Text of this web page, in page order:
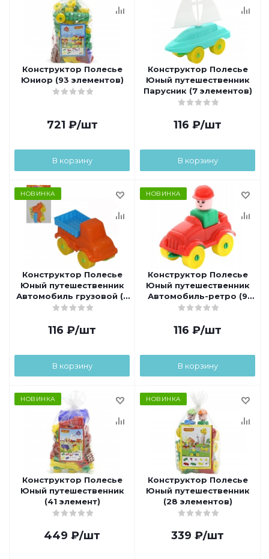
Конструктор Полесье
Юниор (93 элементов)
721 ₽/шт
В корзину
Конструктор Полесье
Юный путешественник
Парусник (7 элементов)
116 ₽/шт
В корзину
НОВИНКА
Конструктор Полесье
Юный путешественник
Автомобиль грузовой (7
элементов)
116 ₽/шт
В корзину
НОВИНКА
Конструктор Полесье
Юный путешественник
Автомобиль-ретро (9
элементов)
116 ₽/шт
В корзину
НОВИНКА
Конструктор Полесье
Юный путешественник
(41 элемент)
449 ₽/шт
НОВИНКА
Конструктор Полесье
Юный путешественник
(28 элементов)
339 ₽/шт